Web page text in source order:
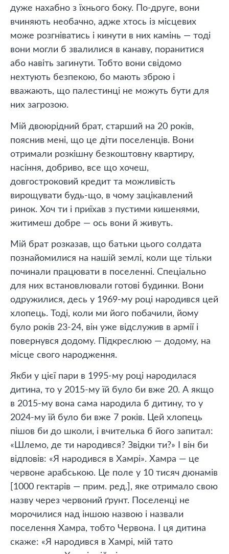
дуже нахабно з їхнього боку. По-друге, вони
вчиняють необачно, адже хтось із місцевих
може розгніватись і кинути в них камінь — тоді
вони могли б звалилися в канаву, поранитися
або навіть загинути. Тобто вони свідомо
нехтують безпекою, бо мають зброю і
вважають, що палестинці не можуть бути для
них загрозою.
Мій двоюрідний брат, старший на 20 років,
пояснив мені, що це діти поселенців. Вони
отримали розкішну безкоштовну квартиру,
насіння, добриво, все що хочеш,
довгостроковий кредит та можливість
вирощувати будь-що, в чому зацікавлений
ринок. Хоч ти і приїхав з пустими кишенями,
житимеш добре — ось вони й живуть.
Мій брат розказав, що батьки цього солдата
познайомилися на нашій землі, коли ще тільки
починали працювати в поселенні. Спеціально
для них встановлювали готові будинки. Вони
одружилися, десь у 1969-му році народився цей
хлопець. Тоді, коли ми його побачили, йому
було років 23-24, він уже відслужив в армії і
повернувся додому. Підкреслюю — додому, на
місце свого народження.
Якби у цієї пари в 1995-му році народилася
дитина, то у 2015-му їй було би вже 20. А якщо
в 2015-му вона сама народила б дитину, то у
2024-му їй було би вже 7 років. Цей хлопець
пішов би до школи, і вчителька б його запитал:
«Шлемо, де ти народився? Звідки ти?» І він би
відповів: «Я народився в Хамрі». Хамра — це
червоне арабською. Це поле у 10 тисяч дюнамів
[1000 гектарів — прим. ред.], яке отримало свою
назву через червоний ґрунт. Поселенці не
морочилися над іншою назвою і назвали
поселення Хамра, тобто Червона. І ця дитина
скаже: «Я народився в Хамрі, мій тато